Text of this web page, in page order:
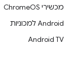
מכשירי ChromeOS
Android למכוניות
Android TV